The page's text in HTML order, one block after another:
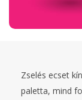
Zselés ecset
paletta, mind